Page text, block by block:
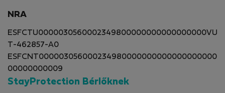
NRA
ESFCTU0000030560002349800000000000000000VU
T-462857-A0
ESFCNT000003056000234980000000000000000000
00000000009
StayProtection Bérlőknek